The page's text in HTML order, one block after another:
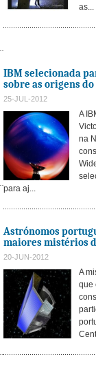
as...
IBM selecionada
sobre as origens
25-JUL-2012
A
na
para aj...
Astrónomos
maiores mistérios
20-JUN-2012
A
que